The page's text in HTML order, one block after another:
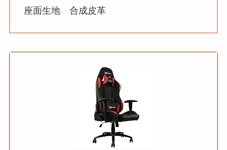
座面生地 合成皮革